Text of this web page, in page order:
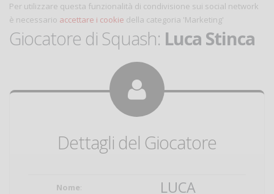
Per utilizzare questa funzionalità di condivisione sui social network
è necessario accettare i cookie della categoria 'Marketing'
Giocatore di Squash: Luca Stinca
Dettagli del Giocatore
Nome: LUCA